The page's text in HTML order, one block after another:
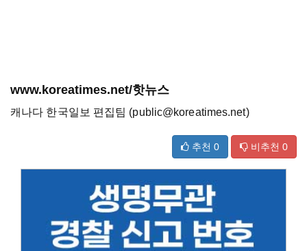
www.koreatimes.net/핫뉴스
캐나다 한국일보 편집팀 (public@koreatimes.net)
추천 0 비추천 0